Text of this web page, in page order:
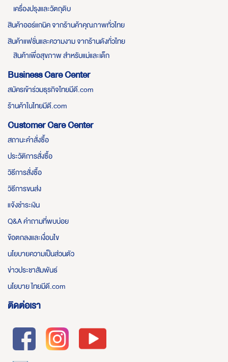
เครื่องปรุงและวัตถุดิบ
สินค้าออร์แกนิค จากร้านค้าคุณภาพทั่วไทย
สินค้าแฟชั่นและความงาม จากร้านดังทั่วไทย
สินค้าเพื่อสุขภาพ สำหรับแม่และเด็ก
Business Care Center
สมัครเข้าร่วมธุรกิจไทยมีดี.com
ร้านค้าในไทยมีดี.com
Customer Care Center
สถานะคำสั่งซื้อ
ประวัติการสั่งซื้อ
วิธีการสั่งซื้อ
วิธีการขนส่ง
แจ้งชำระเงิน
Q&A คำถามที่พบบ่อย
ข้อตกลงและเงื่อนไข
นโยบายความเป็นส่วนตัว
ข่าวประชาสัมพันธ์
นโยบาย ไทยมีดี.com
ติดต่อเรา